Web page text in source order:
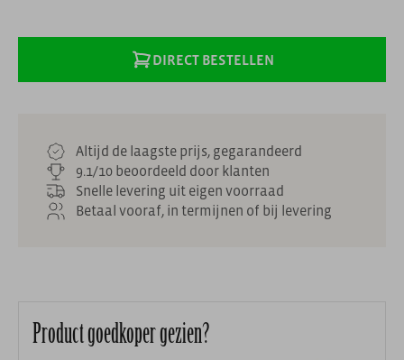
DIRECT BESTELLEN
Altijd de laagste prijs, gegarandeerd
9.1/10 beoordeeld door klanten
Snelle levering uit eigen voorraad
Betaal vooraf, in termijnen of bij levering
Product goedkoper gezien?